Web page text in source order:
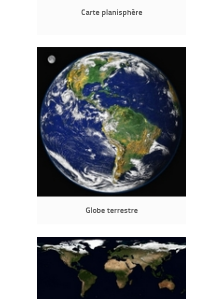
Carte planisphère
Globe terrestre